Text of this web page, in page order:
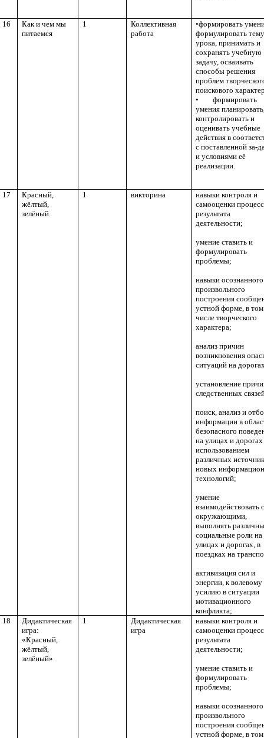
16
Как и чем мы
питаемся
1
Коллективная
работа
•формировать
формулировать
урока, принимать и
сохранять учебную
задачу, осваивать
способы решения
проблем
поискового
• формировать
умения
контролировать и
оценивать учебные
действия в
с поставленной за-
и условиями её
реализации.
17
Красный,
жёлтый,
зелёный
1 викторина
навыки контроля и
самооценки
результата
деятельности;
умение ставить и
формулировать
проблемы;
навыки
произвольного
построения
устной форме, в том
числе творческого
характера;
анализ причин
возникновения
ситуаций на
установление
следственных
поиск, анализ и
информации в
безопасного
на улицах и дорогах
использованием
различных
новых
технологий;
умение
взаимодействовать
окружающими,
выполнять
социальные роли на
улицах и дорогах, в
поездках на
активизация сил и
энергии, к волевому
усилию в ситуации
мотивационного
конфликта;
18
Дидактическая
игра:
«Красный,
жёлтый,
зелёный»
1
Дидактическая
игра
навыки контроля и
самооценки
результата
деятельности;
умение ставить и
формулировать
проблемы;
навыки
произвольного
построения
устной форме, в том